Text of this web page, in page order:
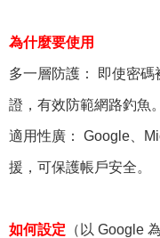
為什麼要使用
多一層防護： 即使密
證，有效防範網路釣魚。
適用性廣： Google、
援，可保護帳戶安全。
如何設定 （以 Google